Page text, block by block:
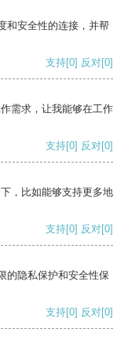
和安全性的连接，并帮
支持[0] 反对[0]
需求，让我能够在工作
支持[0] 反对[0]
，比如能够支持更多地
支持[0] 反对[0]
的隐私保护和安全性保
支持[0] 反对[0]